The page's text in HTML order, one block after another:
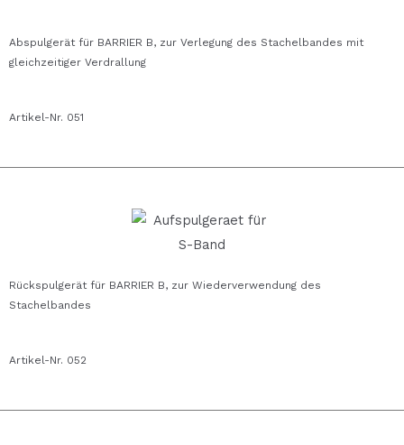
Abspulgerät für BARRIER B, zur Verlegung des Stachelbandes mit
gleichzeitiger Verdrallung
Artikel-Nr. 051
Rückspulgerät für BARRIER B, zur Wiederverwendung des
Stachelbandes
Artikel-Nr. 052